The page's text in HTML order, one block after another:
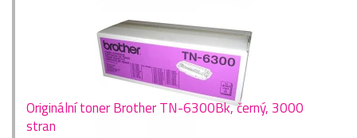
Originální toner Brother TN-6300Bk, černý, 3000
stran